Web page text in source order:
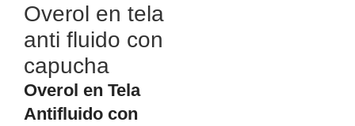
Overol en tela
anti fluido con
capucha
Overol en Tela
Antifluido con